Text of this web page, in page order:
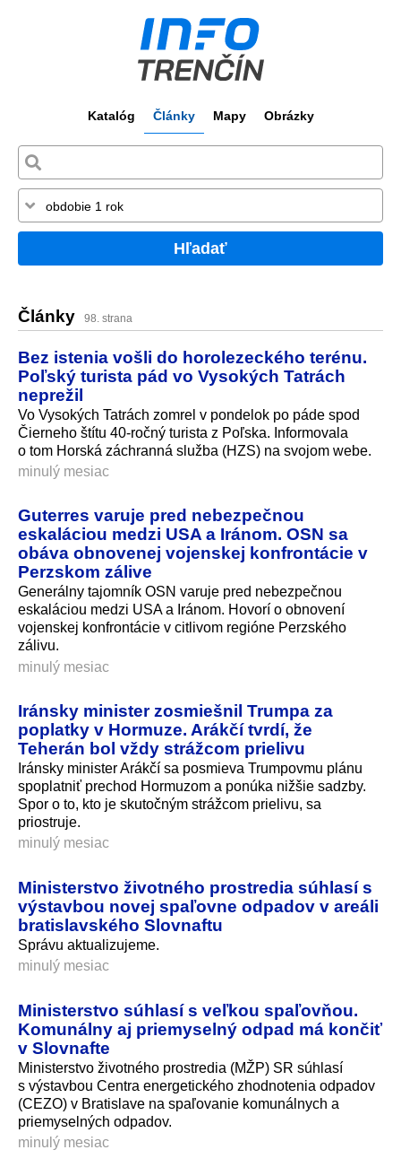
Katalóg Články Mapy Obrázky
Hľadať
Články 98. strana
Bez istenia vošli do horolezeckého terénu.
Poľský turista pád vo Vysokých Tatrách
neprežil
Vo Vysokých Tatrách zomrel v pondelok po páde spod
Čierneho štítu 40-ročný turista z Poľska. Informovala
o tom Horská záchranná služba (HZS) na svojom webe.
minulý mesiac
Guterres varuje pred nebezpečnou
eskaláciou medzi USA a Iránom. OSN sa
obáva obnovenej vojenskej konfrontácie v
Perzskom zálive
Generálny tajomník OSN varuje pred nebezpečnou
eskaláciou medzi USA a Iránom. Hovorí o obnovení
vojenskej konfrontácie v citlivom regióne Perzského
zálivu.
minulý mesiac
Iránsky minister zosmiešnil Trumpa za
poplatky v Hormuze. Arákčí tvrdí, že
Teherán bol vždy strážcom prielivu
Iránsky minister Arákčí sa posmieva Trumpovmu plánu
spoplatniť prechod Hormuzom a ponúka nižšie sadzby.
Spor o to, kto je skutočným strážcom prielivu, sa
priostruje.
minulý mesiac
Ministerstvo životného prostredia súhlasí s
výstavbou novej spaľovne odpadov v areáli
bratislavského Slovnaftu
Správu aktualizujeme.
minulý mesiac
Ministerstvo súhlasí s veľkou spaľovňou.
Komunálny aj priemyselný odpad má končiť
v Slovnafte
Ministerstvo životného prostredia (MŽP) SR súhlasí
s výstavbou Centra energetického zhodnotenia odpadov
(CEZO) v Bratislave na spaľovanie komunálnych a
priemyselných odpadov.
minulý mesiac